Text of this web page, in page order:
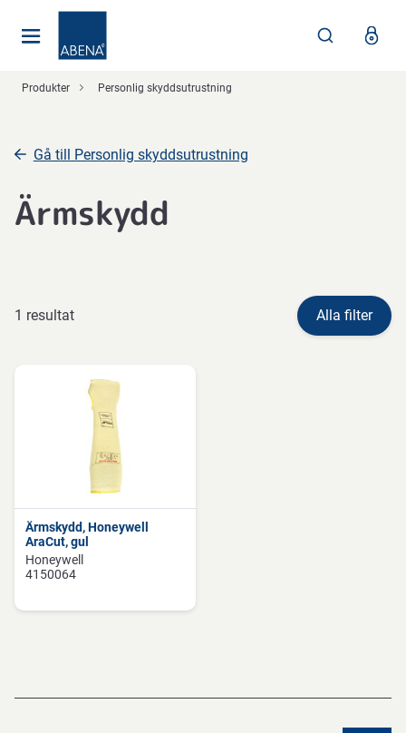
Produkter Personlig skyddsutrustning
Gå till Personlig skyddsutrustning
Ärmskydd
1 resultat Alla filter
Ärmskydd, Honeywell
AraCut, gul
Honeywell
4150064